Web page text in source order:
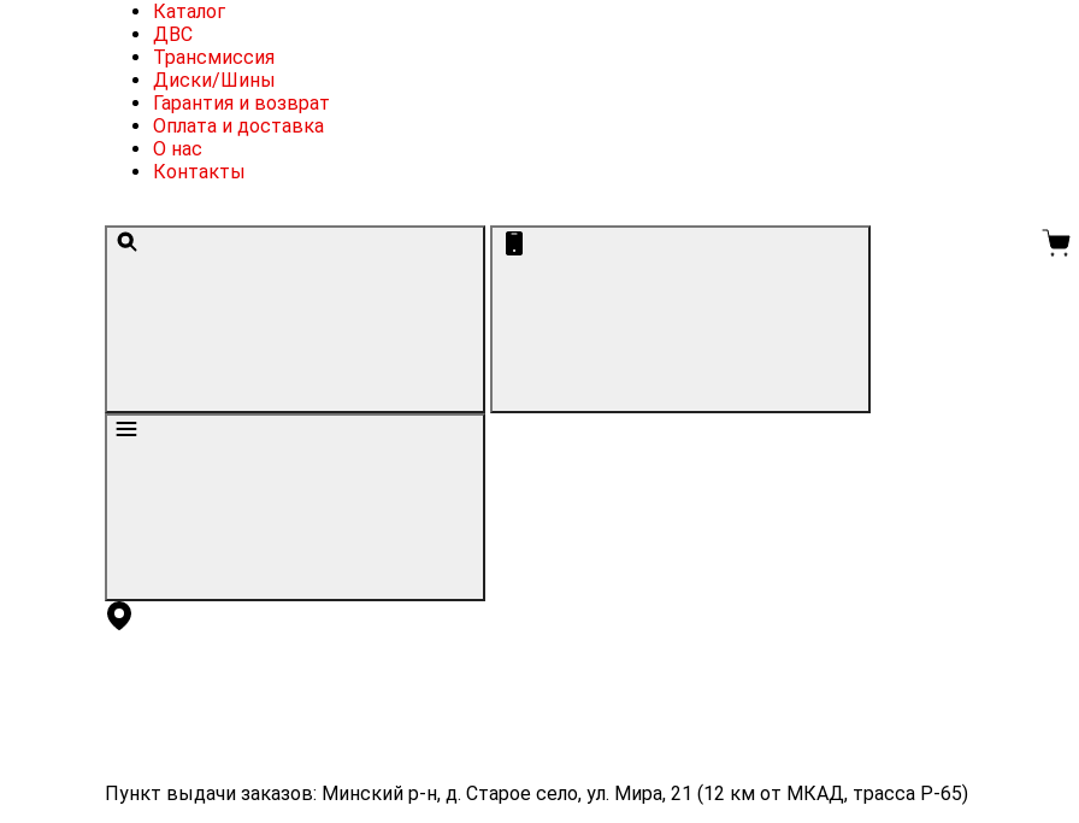
Каталог
ДВС
Трансмиссия
Диски/Шины
Гарантия и возврат
Оплата и доставка
О нас
Контакты
Пункт выдачи заказов: Минский р-н, д. Старое село, ул. Мира, 21 (12 км от МКАД, трасса P-65)